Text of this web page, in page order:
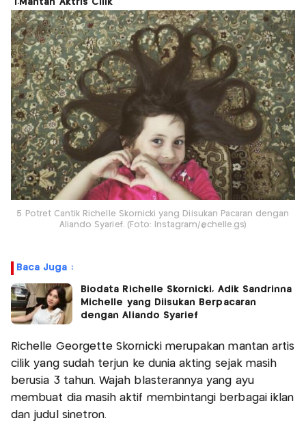
1.Mantan Aktris Cilik
5 Potret Cantik Richelle Skornicki yang Diisukan Pacaran dengan
Aliando Syarief. (Foto: Instagram/@chelle.gs)
Baca Juga :
Biodata Richelle Skornicki, Adik Sandrinna
Michelle yang Diisukan Berpacaran
dengan Aliando Syarief
Richelle Georgette Skornicki merupakan mantan artis
cilik yang sudah terjun ke dunia akting sejak masih
berusia 3 tahun. Wajah blasterannya yang ayu
membuat dia masih aktif membintangi berbagai iklan
dan judul sinetron.